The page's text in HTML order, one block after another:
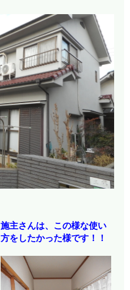
施主さんは、この様な使い
方をしたかった様です！！